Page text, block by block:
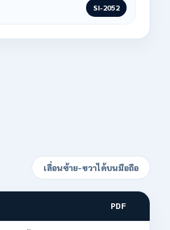
SI-2052
เลื่อนซ้าย-ขวาได้บนมือถือ
PDF